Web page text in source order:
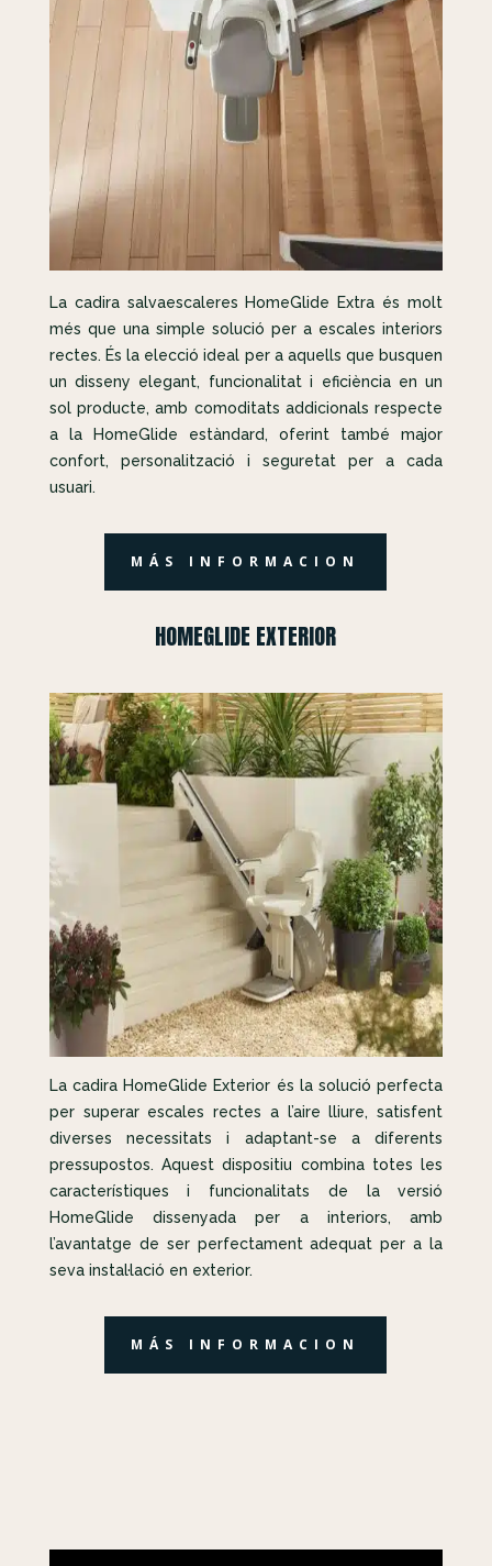
La cadira salvaescaleres HomeGlide Extra és molt
més que una simple solució per a escales interiors
rectes. És la elecció ideal per a aquells que busquen
un disseny elegant, funcionalitat i eficiència en un
sol producte, amb comoditats addicionals respecte
a la HomeGlide estàndard, oferint també major
confort, personalització i seguretat per a cada
usuari.
MÁS INFORMACION
HOMEGLIDE EXTERIOR
La cadira HomeGlide Exterior és la solució perfecta
per superar escales rectes a l’aire lliure, satisfent
diverses necessitats i adaptant-se a diferents
pressupostos. Aquest dispositiu combina totes les
característiques i funcionalitats de la versió
HomeGlide dissenyada per a interiors, amb
l’avantatge de ser perfectament adequat per a la
seva instal·lació en exterior.
MÁS INFORMACION